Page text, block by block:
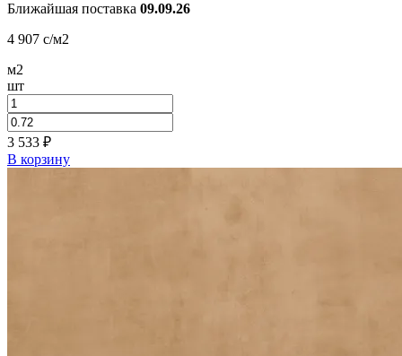
Ближайшая поставка 09.09.26
4 907 c/м2
м2
шт
3 533 ₽
В корзину